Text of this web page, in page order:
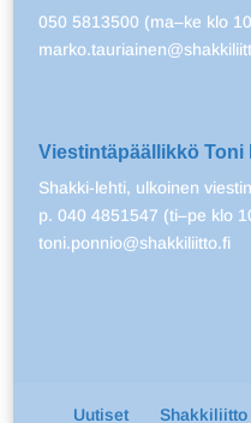
050 5813500 (ma–ke klo
Viestintäpäällikkö Toni
Shakki-lehti, ulkoinen
p. 040 4851547 (ti–pe klo
toni.ponnio@shakkiliitto.fi
Uutiset Shakkiliitto